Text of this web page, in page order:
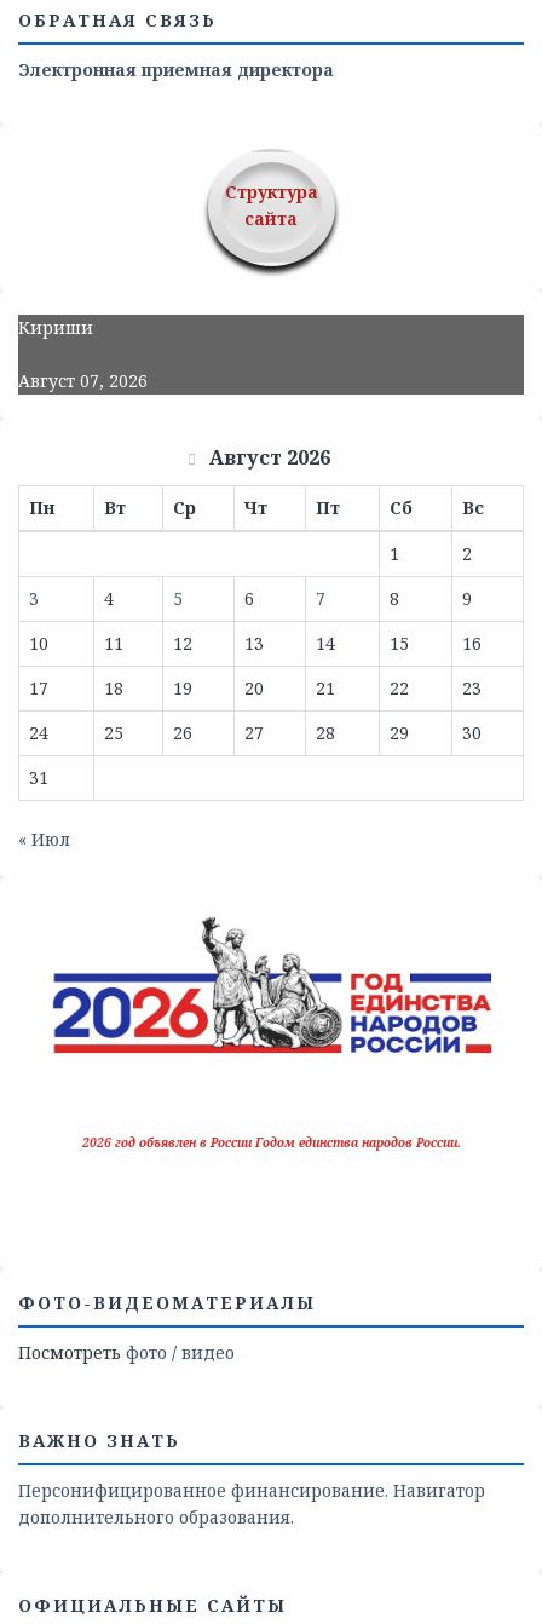
ОБРАТНАЯ СВЯЗЬ
Электронная приемная директора
Структура
сайта
Кириши
Август 07, 2026
Август 2026
Пн Вт Ср Чт Пт Сб
Вс
1
2
3
4 5 6 7 8
9
10
11 12 13 14 15
16
17
18 19 20 21 22
23
24
25 26 27 28 29
30
31
« Июл
2026 год объявлен в России Годом единства народов России.
ФОТО-ВИДЕОМАТЕРИАЛЫ
Посмотреть фото / видео
ВАЖНО ЗНАТЬ
Персонифицированное финансирование. Навигатор
дополнительного образования.
ОФИЦИАЛЬНЫЕ САЙТЫ